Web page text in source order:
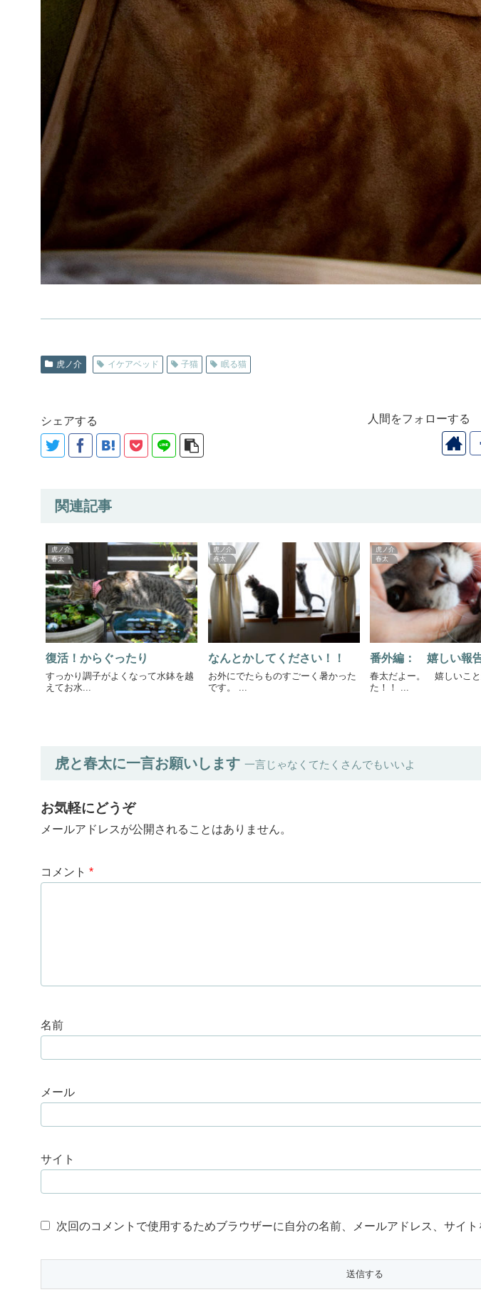
虎ノ介 イケアベッド 子猫 眠る猫
シェアする 人間をフォローする
関連記事
虎ノ介
春太
復活！からぐったり
すっかり調子がよくなって水鉢を越
えてお水...
虎ノ介
春太
なんとかしてください！！
お外にでたらものすごーく暑かった
です。 ...
虎ノ介
春太
番外編： 嬉しい報
春太だよー。 嬉しいこと
た！！ ...
虎と春太に一言お願いします 一言じゃなくてたくさんでもいいよ
お気軽にどうぞ
メールアドレスが公開されることはありません。
コメント *
名前
メール
サイト
次回のコメントで使用するためブラウザーに自分の名前、メールアドレス、サイト